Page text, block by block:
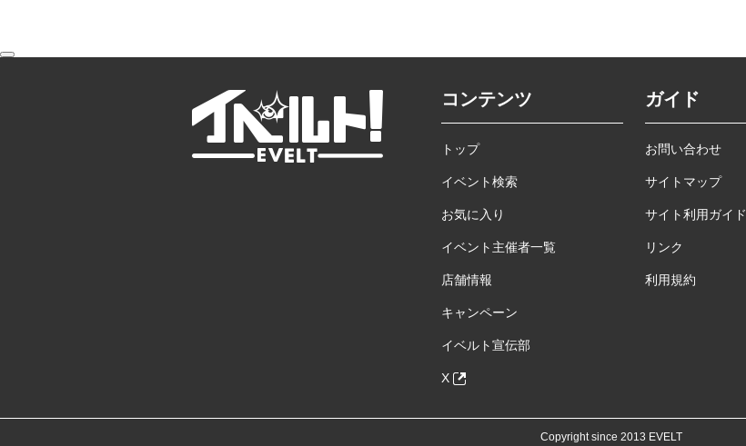
コンテンツ
トップ
イベント検索
お気に入り
イベント主催者一覧
店舗情報
キャンペーン
イベルト宣伝部
X
ガイド
お問い合わせ
サイトマップ
サイト利用ガイド
リンク
利用規約
Copyright since 2013 EVELT